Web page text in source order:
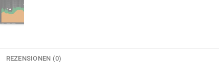
REZENSIONEN (0)